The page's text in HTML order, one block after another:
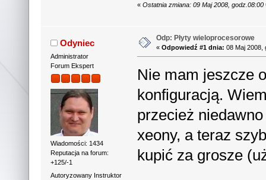
«Ostatnia zmiana: 09 Maj 2008,
Odyniec
Administrator
Forum Ekspert
Wiadomości: 1434
Reputacja na forum:
+125/-1
Autoryzowany Instruktor
Odp: Płyty wieloprocesorowe
«Odpowiedź #1 dnia: 08 Maj 2008,
Nie mam jeszcze
konfiguracją.
przecież
xeony, a teraz
kupić za grosze